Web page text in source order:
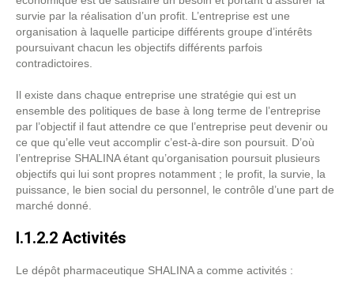
survie par la réalisation d’un profit. L’entreprise est une
organisation à laquelle participe différents groupe d’intérêts
poursuivant chacun les objectifs différents parfois
contradictoires.
Il existe dans chaque entreprise une stratégie qui est un
ensemble des politiques de base à long terme de l’entreprise
par l’objectif il faut attendre ce que l’entreprise peut devenir ou
ce que qu’elle veut accomplir c’est-à-dire son poursuit. D’où
l’entreprise SHALINA étant qu’organisation poursuit plusieurs
objectifs qui lui sont propres notamment ; le profit, la survie, la
puissance, le bien social du personnel, le contrôle d’une part de
marché donné.
I.1.2.2 Activités
Le dépôt pharmaceutique SHALINA a comme activités :